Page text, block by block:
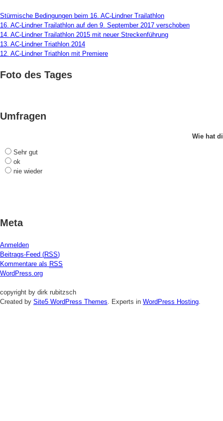
Stürmische Bedingungen beim 16. AC-Lindner Trailathlon
16. AC-Lindner Trailathlon auf den 9. September 2017 verschoben
14. AC-Lindner Trailathlon 2015 mit neuer Streckenführung
13. AC-Lindner Triathlon 2014
12. AC-Lindner Triathlon mit Premiere
Foto des Tages
Umfragen
Wie hat
Sehr gut
ok
nie wieder
Meta
Anmelden
Beitrags-Feed (RSS)
Kommentare als RSS
WordPress.org
copyright by dirk rubitzsch
Created by Site5 WordPress Themes. Experts in WordPress Hosting.